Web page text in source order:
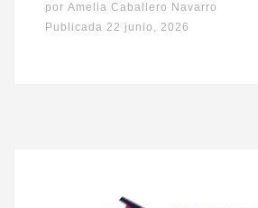
porAmelia Caballero Navarro
Publicada 22 junio, 2026